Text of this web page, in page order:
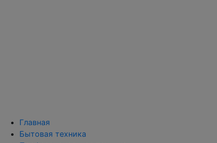
Главная
Бытовая техника